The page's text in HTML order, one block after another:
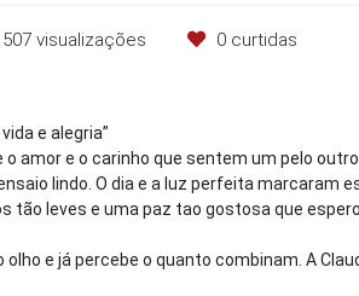
visualizações 0 curtidas
e alegria”
amor e o carinho que sentem um pelo
lindo. O dia e a luz perfeita marcaram
tão leves e uma paz tao gostosa que
e já percebe o quanto combinam. A